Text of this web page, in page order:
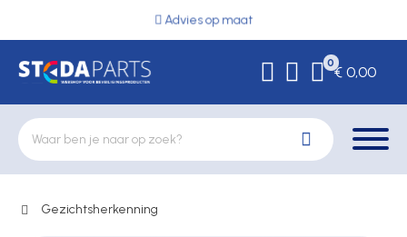
Advies op maat
0
€ 0,00
Deurbeslag
Gezichtsherkenning